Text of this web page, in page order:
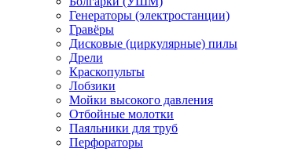
Генераторы (электростанции)
Гравёры
Дисковые (циркулярные) пилы
Дрели
Краскопульты
Лобзики
Мойки высокого давления
Отбойные молотки
Паяльники для труб
Перфораторы